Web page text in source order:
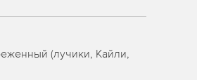
(лучики, Кайли,